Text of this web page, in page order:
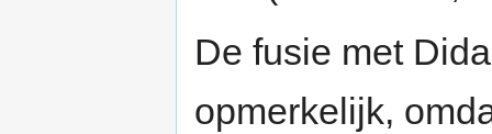
De fusie met
opmerkelijk,